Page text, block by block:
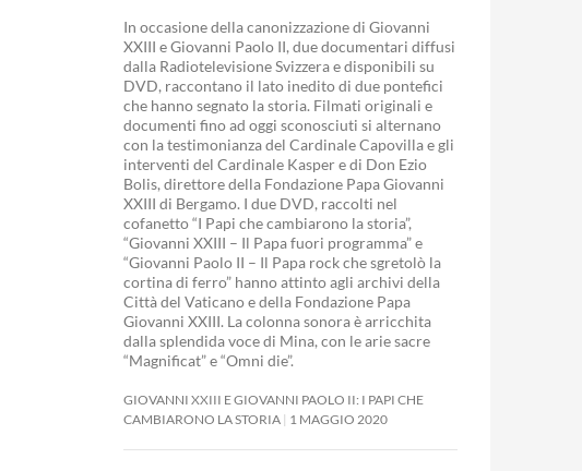
In occasione della canonizzazione di Giovanni
XXIII e Giovanni Paolo II, due documentari diffusi
dalla Radiotelevisione Svizzera e disponibili su
DVD, raccontano il lato inedito di due pontefici
che hanno segnato la storia. Filmati originali e
documenti fino ad oggi sconosciuti si alternano
con la testimonianza del Cardinale Capovilla e gli
interventi del Cardinale Kasper e di Don Ezio
Bolis, direttore della Fondazione Papa Giovanni
XXIII di Bergamo. I due DVD, raccolti nel
cofanetto “I Papi che cambiarono la storia”,
“Giovanni XXIII – Il Papa fuori programma” e
“Giovanni Paolo II – Il Papa rock che sgretolò la
cortina di ferro” hanno attinto agli archivi della
Città del Vaticano e della Fondazione Papa
Giovanni XXIII. La colonna sonora è arricchita
dalla splendida voce di Mina, con le arie sacre
“Magnificat” e “Omni die”.
GIOVANNI XXIII E GIOVANNI PAOLO II: I PAPI CHE
CAMBIARONO LA STORIA 1 MAGGIO 2020